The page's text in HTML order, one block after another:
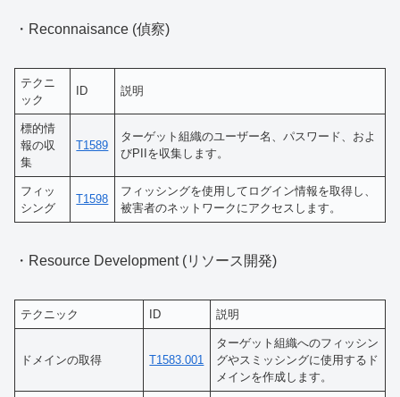
・Reconnaisance (偵察)
テクニ
ック
ID 説明
標的情
報の収
集
T1589
ターゲット組織のユーザー名、パスワード、およ
びPIIを収集します。
フィッ
シング
T1598
フィッシングを使用してログイン情報を取得し、
被害者のネットワークにアクセスします。
・Resource Development (リソース開発)
テクニック ID 説明
ドメインの取得 T1583.001
ターゲット組織へのフィッシン
グやスミッシングに使用するド
メインを作成します。